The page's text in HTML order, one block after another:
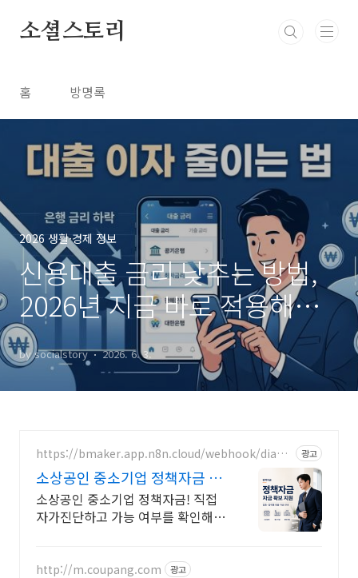
소셜스토리
홈 방명록
2026 생활·경제 정보
신용대출 금리 낮추는 방법,
2026년 지금 바로 적용해야
하는 핵심 체크
by socialstory 2026. 6. 3.
https://bmaker.app.n8n.cloud/webhook/diagn
광고
소상공인 중소기업 정책자금 정
책자금 1분 무료 자가진단
소상공인 중소기업 정책자금! 직접
자가진단하고 가능 여부를 확인해보
http://m.coupang.com 광고